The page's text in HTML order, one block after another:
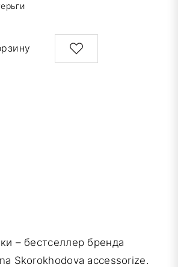
– бестселлер бренда
Skorokhodova accessorize.